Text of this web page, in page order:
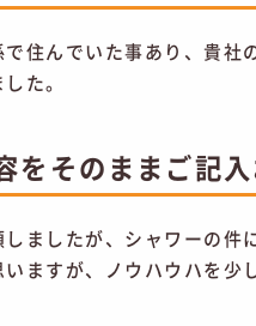
住んでいた事あり、貴社
た。
をそのままご記入
ましたが、シャワーの件
ますが、ノウハウハを少